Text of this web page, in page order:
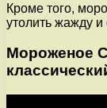
Кроме того,
утолить жажду и
Мороженое